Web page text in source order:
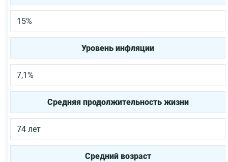
15%
Уровень инфляции
7,1%
Средняя продолжительность жизни
74 лет
Средний возраст